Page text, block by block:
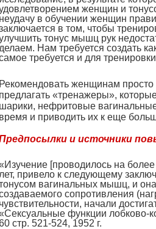
женщин и
неудачу в обучении женщин
в том, чтобы
тонус мышц рук
делаем. Нам требуется создать
требуется и для
Рекомендовать женщинам
предлагать «тренажеры»,
шарики, нефритовые
время и приводить их к еще
и источники
[проводилось на
лет, привело к следующему
вагинальных мышц, и
сопротивления
чувствительности, начали
функции лобково-
стр. 521-524, 1952 г.